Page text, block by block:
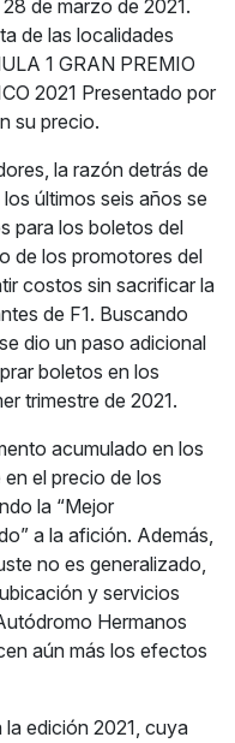
de marzo de 2021.
de las localidades
1 GRAN PREMIO
2021 Presentado por
su precio.
la razón detrás de
últimos seis años se
para los boletos del
de los promotores del
costos sin sacrificar la
de F1. Buscando
dio un paso adicional
boletos en los
trimestre de 2021.
acumulado en los
el precio de los
la “Mejor
a la afición. Además,
no es generalizado,
y servicios
Hermanos
aún más los efectos
edición 2021, cuya